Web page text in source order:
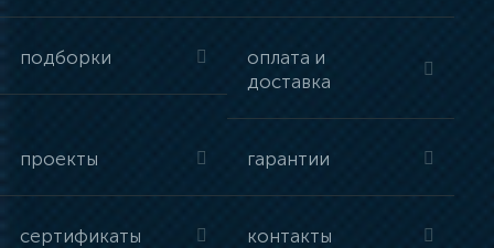
подборки
оплата и
доставка
проекты гарантии
сертификаты контакты